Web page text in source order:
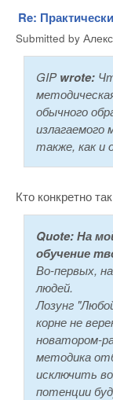
Re:
Submitted by
GIPwrote:
обычного
также, как и
Кто конкретно
Quote:На
обучение
Во-первых,
людей.
Лозунг
корне не
новатором-
методика
исключить
потенции